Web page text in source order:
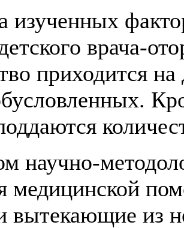
изученных
врача-
приходится
научно-
медицинской
вытекающие из